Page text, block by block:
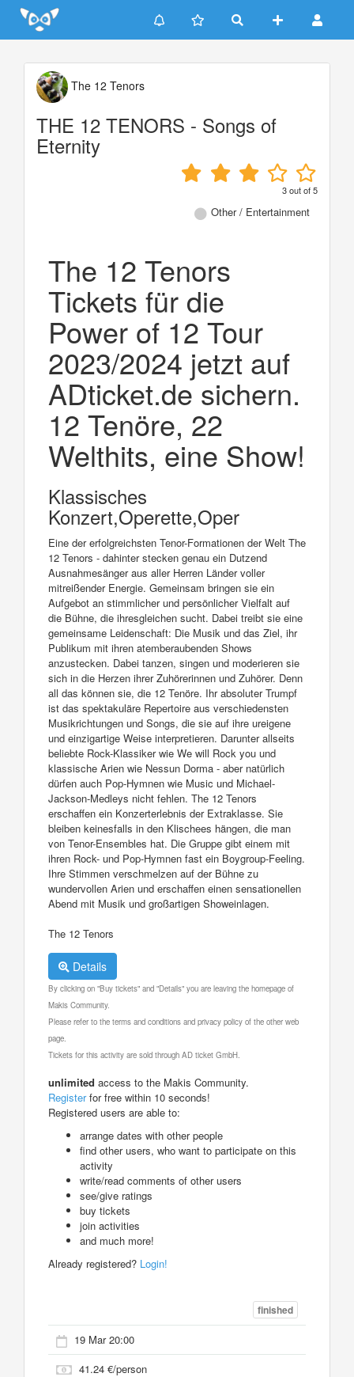
Update cookies preferences
The 12 Tenors
THE 12 TENORS - Songs of
Eternity
3out of5
Other / Entertainment
The 12 Tenors
Tickets für die
Power of 12 Tour
2023/2024 jetzt auf
ADticket.de sichern.
12 Tenöre, 22
Welthits, eine Show!
Klassisches
Konzert,Operette,Oper
Eine der erfolgreichsten Tenor-Formationen der Welt The
12 Tenors - dahinter stecken genau ein Dutzend
Ausnahmesänger aus aller Herren Länder voller
mitreißender Energie. Gemeinsam bringen sie ein
Aufgebot an stimmlicher und persönlicher Vielfalt auf
die Bühne, die ihresgleichen sucht. Dabei treibt sie eine
gemeinsame Leidenschaft: Die Musik und das Ziel, ihr
Publikum mit ihren atemberaubenden Shows
anzustecken. Dabei tanzen, singen und moderieren sie
sich in die Herzen ihrer Zuhörerinnen und Zuhörer. Denn
all das können sie, die 12 Tenöre. Ihr absoluter Trumpf
ist das spektakuläre Repertoire aus verschiedensten
Musikrichtungen und Songs, die sie auf ihre ureigene
und einzigartige Weise interpretieren. Darunter allseits
beliebte Rock-Klassiker wie We will Rock you und
klassische Arien wie Nessun Dorma - aber natürlich
dürfen auch Pop-Hymnen wie Music und Michael-
Jackson-Medleys nicht fehlen. The 12 Tenors
erschaffen ein Konzerterlebnis der Extraklasse. Sie
bleiben keinesfalls in den Klischees hängen, die man
von Tenor-Ensembles hat. Die Gruppe gibt einem mit
ihren Rock- und Pop-Hymnen fast ein Boygroup-Feeling.
Ihre Stimmen verschmelzen auf der Bühne zu
wundervollen Arien und erschaffen einen sensationellen
Abend mit Musik und großartigen Showeinlagen.
The 12 Tenors
Details
By clicking on "Buy tickets" and "Details" you are leaving the homepage of
Makis Community.
Please refer to the terms and conditions and privacy policy of the other web
page.
Tickets for this activity are sold through AD ticket GmbH.
unlimited access to the Makis Community.
Registerfor free within 10 seconds!
Registered users are able to:
arrange dates with other people
find other users, who want to participate on this
activity
write/read comments of other users
see/give ratings
buy tickets
join activities
and much more!
Already registered? Login!
finished
19 Mar 20:00
41.24 €/person